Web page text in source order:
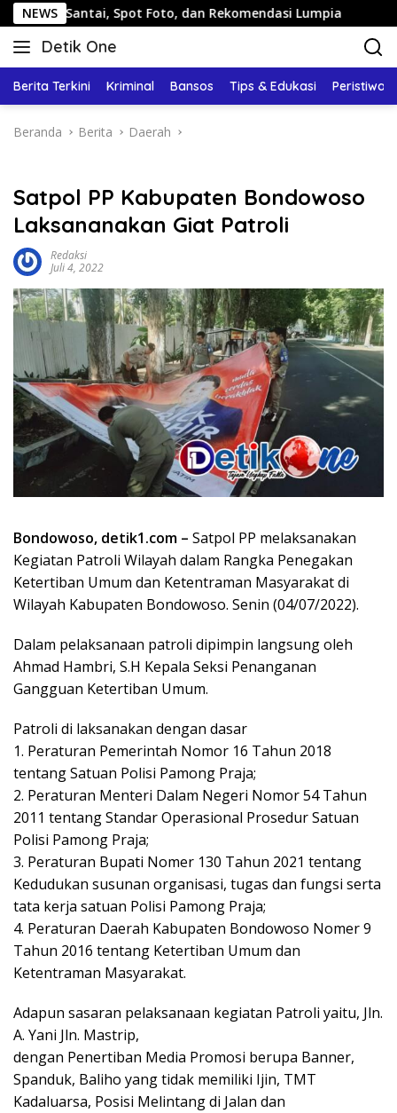
Langsung
ke
konten
NEWS
Spot Foto, dan Rekomendasi Lumpia Panduan
Detik One
Tajam
Fakta
Berita Terkini Kriminal Bansos Tips & Edukasi Peristiwa
Beranda Berita Daerah
Satpol PP Kabupaten Bondowoso
Laksananakan Giat Patroli
Redaksi
Juli 4, 2022
Bondowoso, detik1.com – Satpol PP melaksanakan
Kegiatan Patroli Wilayah dalam Rangka Penegakan
Ketertiban Umum dan Ketentraman Masyarakat di
Wilayah Kabupaten Bondowoso. Senin (04/07/2022).
Dalam pelaksanaan patroli dipimpin langsung oleh
Ahmad Hambri, S.H Kepala Seksi Penanganan
Gangguan Ketertiban Umum.
Patroli di laksanakan dengan dasar
1. Peraturan Pemerintah Nomor 16 Tahun 2018
tentang Satuan Polisi Pamong Praja;
2. Peraturan Menteri Dalam Negeri Nomor 54 Tahun
2011 tentang Standar Operasional Prosedur Satuan
Polisi Pamong Praja;
3. Peraturan Bupati Nomer 130 Tahun 2021 tentang
Kedudukan susunan organisasi, tugas dan fungsi serta
tata kerja satuan Polisi Pamong Praja;
4. Peraturan Daerah Kabupaten Bondowoso Nomer 9
Tahun 2016 tentang Ketertiban Umum dan
Ketentraman Masyarakat.
Adapun sasaran pelaksanaan kegiatan Patroli yaitu, Jln.
A. Yani Jln. Mastrip,
dengan Penertiban Media Promosi berupa Banner,
Spanduk, Baliho yang tidak memiliki Ijin, TMT
Kadaluarsa, Posisi Melintang di Jalan dan